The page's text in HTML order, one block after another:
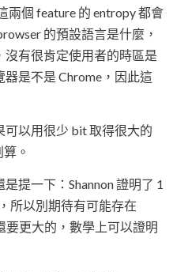
兩個 feature 的 entropy 都會
的預設語言是什麼，
有很肯定使用者的時區是
是不是 Chrome，因此這
以用很少 bit 取得很大的
。
提一下：Shannon 證明了 1
所以別期待有可能存在
要更大的，數學上可以證明